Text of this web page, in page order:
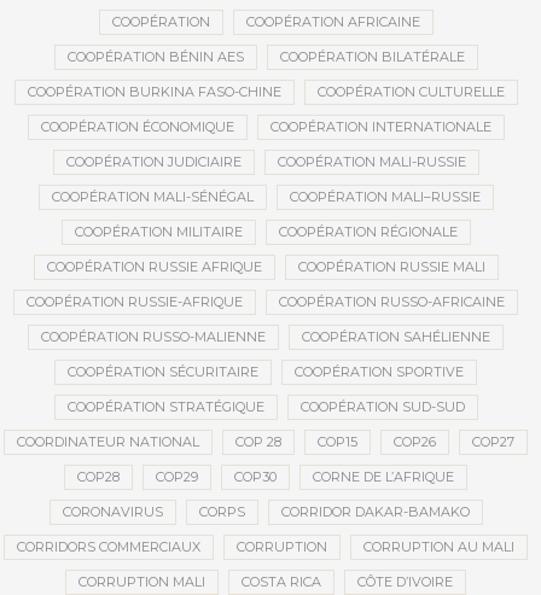
COOPÉRATION COOPÉRATION AFRICAINE
COOPÉRATION BÉNIN AES COOPÉRATION BILATÉRALE
COOPÉRATION BURKINA FASO-CHINE COOPÉRATION CULTURELLE
COOPÉRATION ÉCONOMIQUE COOPÉRATION INTERNATIONALE
COOPÉRATION JUDICIAIRE COOPÉRATION MALI-RUSSIE
COOPÉRATION MALI-SÉNÉGAL COOPÉRATION MALI–RUSSIE
COOPÉRATION MILITAIRE COOPÉRATION RÉGIONALE
COOPÉRATION RUSSIE AFRIQUE COOPÉRATION RUSSIE MALI
COOPÉRATION RUSSIE-AFRIQUE COOPÉRATION RUSSO-AFRICAINE
COOPÉRATION RUSSO-MALIENNE COOPÉRATION SAHÉLIENNE
COOPÉRATION SÉCURITAIRE COOPÉRATION SPORTIVE
COOPÉRATION STRATÉGIQUE COOPÉRATION SUD-SUD
COORDINATEUR NATIONAL COP 28 COP15 COP26 COP27
COP28 COP29 COP30 CORNE DE L’AFRIQUE
CORONAVIRUS CORPS CORRIDOR DAKAR-BAMAKO
CORRIDORS COMMERCIAUX CORRUPTION CORRUPTION AU MALI
CORRUPTION MALI COSTA RICA CÔTE D’IVOIRE